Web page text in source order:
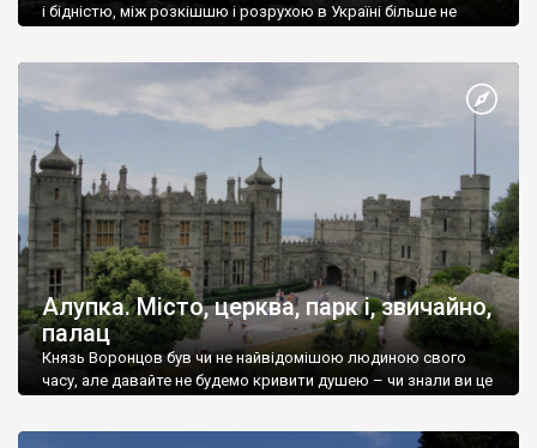
і бідністю, між розкішшю і розрухою в Україні більше не
Алупка. Місто, церква, парк і, звичайно,
палац
Князь Воронцов був чи не найвідомішою людиною свого
часу, але давайте не будемо кривити душею – чи знали ви це